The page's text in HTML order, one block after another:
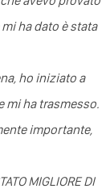
ha dato è stata
ho iniziato a
mi ha trasmesso.
importante,
MIGLIORE DI